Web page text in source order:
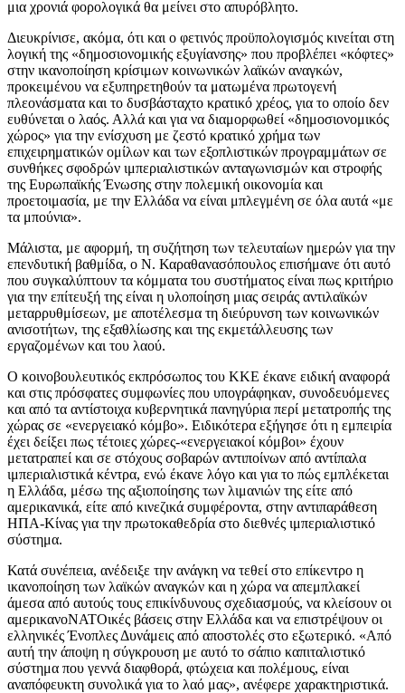
μια χρονιά φορολογικά θα μείνει στο απυρόβλητο.
Διευκρίνισε, ακόμα, ότι και ο φετινός προϋπολογισμός κινείται στη
λογική της «δημοσιονομικής εξυγίανσης» που προβλέπει «κόφτες»
στην ικανοποίηση κρίσιμων κοινωνικών λαϊκών αναγκών,
προκειμένου να εξυπηρετηθούν τα ματωμένα πρωτογενή
πλεονάσματα και το δυσβάσταχτο κρατικό χρέος, για το οποίο δεν
ευθύνεται ο λαός. Αλλά και για να διαμορφωθεί «δημοσιονομικός
χώρος» για την ενίσχυση με ζεστό κρατικό χρήμα των
επιχειρηματικών ομίλων και των εξοπλιστικών προγραμμάτων σε
συνθήκες σφοδρών ιμπεριαλιστικών ανταγωνισμών και στροφής
της Ευρωπαϊκής Ένωσης στην πολεμική οικονομία και
προετοιμασία, με την Ελλάδα να είναι μπλεγμένη σε όλα αυτά «με
τα μπούνια».
Μάλιστα, με αφορμή, τη συζήτηση των τελευταίων ημερών για την
επενδυτική βαθμίδα, ο Ν. Καραθανασόπουλος επισήμανε ότι αυτό
που συγκαλύπτουν τα κόμματα του συστήματος είναι πως κριτήριο
για την επίτευξή της είναι η υλοποίηση μιας σειράς αντιλαϊκών
μεταρρυθμίσεων, με αποτέλεσμα τη διεύρυνση των κοινωνικών
ανισοτήτων, της εξαθλίωσης και της εκμετάλλευσης των
εργαζομένων και του λαού.
Ο κοινοβουλευτικός εκπρόσωπος του ΚΚΕ έκανε ειδική αναφορά
και στις πρόσφατες συμφωνίες που υπογράφηκαν, συνοδευόμενες
και από τα αντίστοιχα κυβερνητικά πανηγύρια περί μετατροπής της
χώρας σε «ενεργειακό κόμβο». Ειδικότερα εξήγησε ότι η εμπειρία
έχει δείξει πως τέτοιες χώρες-«ενεργειακοί κόμβοι» έχουν
μετατραπεί και σε στόχους σοβαρών αντιποίνων από αντίπαλα
ιμπεριαλιστικά κέντρα, ενώ έκανε λόγο και για το πώς εμπλέκεται
η Ελλάδα, μέσω της αξιοποίησης των λιμανιών της είτε από
αμερικανικά, είτε από κινεζικά συμφέροντα, στην αντιπαράθεση
ΗΠΑ-Κίνας για την πρωτοκαθεδρία στο διεθνές ιμπεριαλιστικό
σύστημα.
Κατά συνέπεια, ανέδειξε την ανάγκη να τεθεί στο επίκεντρο η
ικανοποίηση των λαϊκών αναγκών και η χώρα να απεμπλακεί
άμεσα από αυτούς τους επικίνδυνους σχεδιασμούς, να κλείσουν οι
αμερικανοΝΑΤΟικές βάσεις στην Ελλάδα και να επιστρέψουν οι
ελληνικές Ένοπλες Δυνάμεις από αποστολές στο εξωτερικό. «Από
αυτή την άποψη η σύγκρουση με αυτό το σάπιο καπιταλιστικό
σύστημα που γεννά διαφθορά, φτώχεια και πολέμους, είναι
αναπόφευκτη συνολικά για το λαό μας», ανέφερε χαρακτηριστικά.